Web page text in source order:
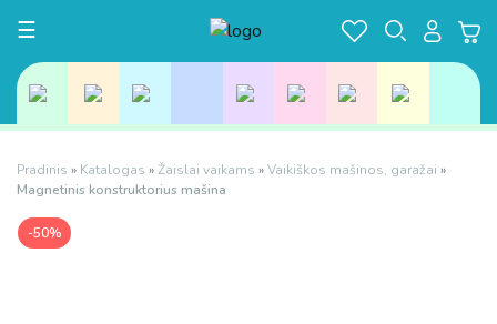
Toggle navigation
☰
Pradinis » Katalogas »Žaislai vaikams »Vaikiškos mašinos, garažai »
Magnetinis konstruktorius mašina
-50%